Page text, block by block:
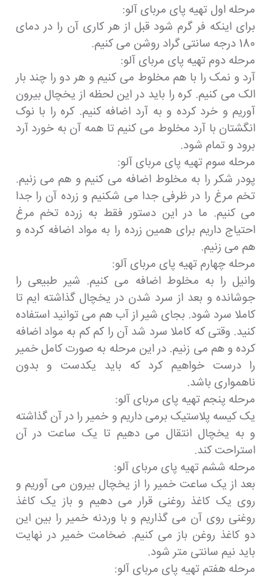
مرحله اول تهیه پای مربای آلو:
برای اینکه فر گرم شود قبل از هر کاری آن را در دمای
180 درجه سانتی گراد روشن می کنیم.
مرحله دوم تهیه پای مربای آلو:
آرد و نمک را با هم مخلوط می کنیم و هر دو را چند بار
الک می کنیم. کره را باید در این لحظه از یخچال بیرون
آوریم و خرد کرده و به آرد اضافه کنیم. کره را با نوک
انگشتان با آرد مخلوط می کنیم تا همه آن به خورد آرد
برود و تمام شود.
مرحله سوم تهیه پای مربای آلو:
پودر شکر را به مخلوط اضافه می کنیم و هم می زنیم.
تخم مرغ را در ظرفی جدا می شکنیم و زرده آن را جدا
می کنیم. ما در این دستور فقط به زرده تخم مرغ
احتیاج داریم برای همین زرده را به مواد اضافه کرده و
هم می زنیم.
مرحله چهارم تهیه پای مربای آلو:
وانیل را به مخلوط اضافه می کنیم. شیر طبیعی را
جوشانده و بعد از سرد شدن در یخچال گذاشته ایم تا
کاملا سرد شود. بجای شیر از آب هم می توانید استفاده
کنید. وقتی که کاملا سرد شد آن را کم کم به مواد اضافه
کرده و هم می زنیم. در این مرحله به صورت کامل خمیر
را درست خواهیم کرد که باید یکدست و بدون
ناهمواری باشد.
مرحله پنجم تهیه پای مربای آلو:
یک کیسه پلاستیک برمی داریم و خمیر را در آن گذاشته
و به یخچال انتقال می دهیم تا یک ساعت در آن
استراحت کند.
مرحله ششم تهیه پای مربای آلو:
بعد از یک ساعت خمیر را از یخچال بیرون می آوریم و
روی یک کاغذ روغنی قرار می دهیم و باز یک کاغذ
روغنی روی آن می گذاریم و با وردنه خمیر را بین این
دو کاغذ روغن باز می کنیم. ضخامت خمیر در نهایت
باید نیم سانتی متر شود.
مرحله هفتم تهیه پای مربای آلو: